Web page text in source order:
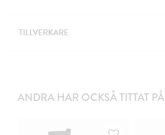
TILLVERKARE
ANDRA HAR OCKSÅ TITTAT PÅ